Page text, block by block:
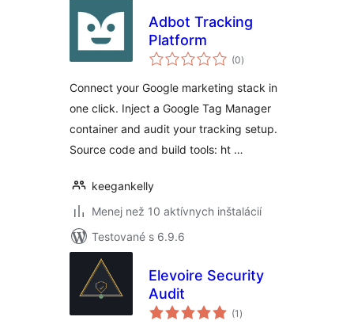
Adbot Tracking
Platform
(0celkové
hodnotenie
)
Connect your Google marketing stack in
one click. Inject a Google Tag Manager
container and audit your tracking setup.
Source code and build tools: ht …
keegankelly
Menej než 10 aktívnych inštalácií
Testované s 6.9.6
Elevoire Security
Audit
(1 celkové
hodnotenie
)